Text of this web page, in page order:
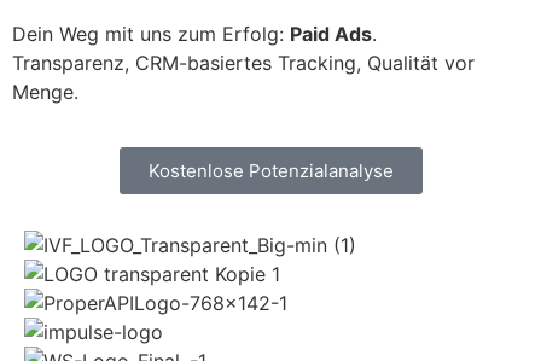
Dein Weg mit uns zum Erfolg: Paid Ads.
Transparenz, CRM-basiertes Tracking, Qualität vor
Menge.
Kostenlose Potenzialanalyse